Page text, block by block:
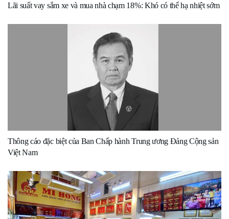
Lãi suất vay sắm xe và mua nhà chạm 18%: Khó có thể hạ nhiệt sớm
Thông cáo đặc biệt của Ban Chấp hành Trung ương Đảng Cộng sản
Việt Nam